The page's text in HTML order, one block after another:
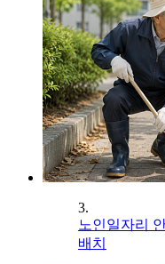
3.
노인일자리
배치